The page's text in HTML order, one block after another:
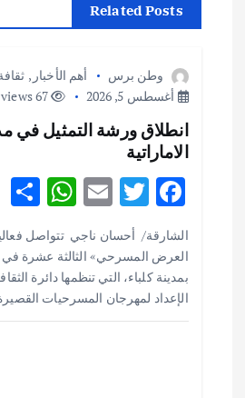
ت
Related Posts
وطن برس أهم الأخبار ,
أغسطس 5, 2026
67 views
انطلاق ورشة التمثيل في
الاماراتية
F
ac
e
b
o
T
w
it
te
r
E
ai
l
W
h
at
s
A
الشارقة/ أحسان ناجي تتواصل
العرض المسرحي» الثالثة عشرة في
بمدينة كلباء، التي تنظمها دائرة
الإعداد لمهرجان المسرحيات